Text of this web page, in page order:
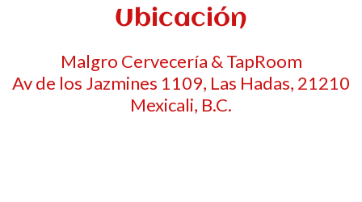
Ubicación
Malgro Cervecería & TapRoom
Av de los Jazmines 1109, Las Hadas, 21210
Mexicali, B.C.